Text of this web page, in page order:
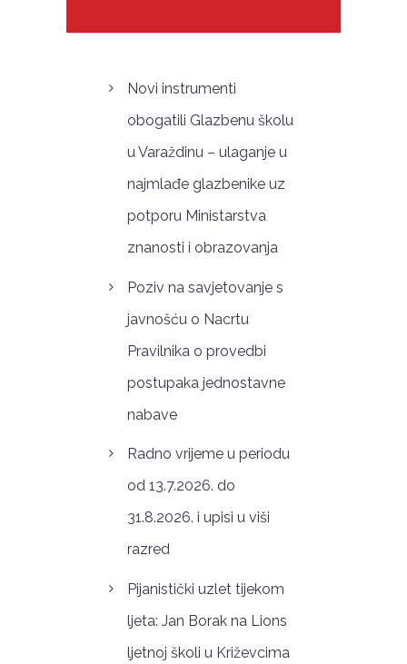
Novi instrumenti
obogatili Glazbenu školu
u Varaždinu – ulaganje u
najmlađe glazbenike uz
potporu Ministarstva
znanosti i obrazovanja
Poziv na savjetovanje s
javnošću o Nacrtu
Pravilnika o provedbi
postupaka jednostavne
nabave
Radno vrijeme u periodu
od 13.7.2026. do
31.8.2026. i upisi u viši
razred
Pijanistički uzlet tijekom
ljeta: Jan Borak na Lions
ljetnoj školi u Križevcima